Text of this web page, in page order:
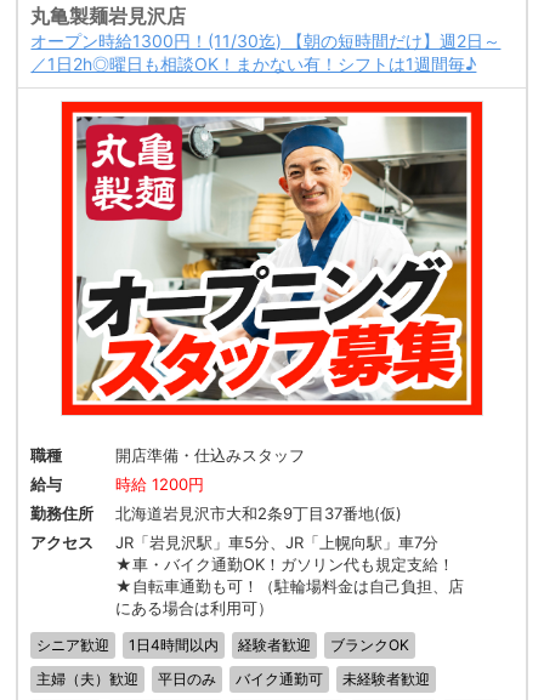
丸亀製麺岩見沢店
オープン時給1300円！(11/30迄) 【朝の短時間だけ】週2日～
／1日2h◎曜日も相談OK！まかない有！シフトは1週間毎♪
職種
開店準備・仕込みスタッフ
給与
時給 1200円
勤務住所
北海道岩見沢市大和2条9丁目37番地(仮)
アクセス
JR「岩見沢駅」車5分、JR「上幌向駅」車7分
★車・バイク通勤OK！ガソリン代も規定支給！
★自転車通勤も可！（駐輪場料金は自己負担、店
にある場合は利用可）
シニア歓迎 1日4時間以内 経験者歓迎
ブランクOK
主婦（夫）歓迎
平日のみ バイク通勤可
未経験者歓迎